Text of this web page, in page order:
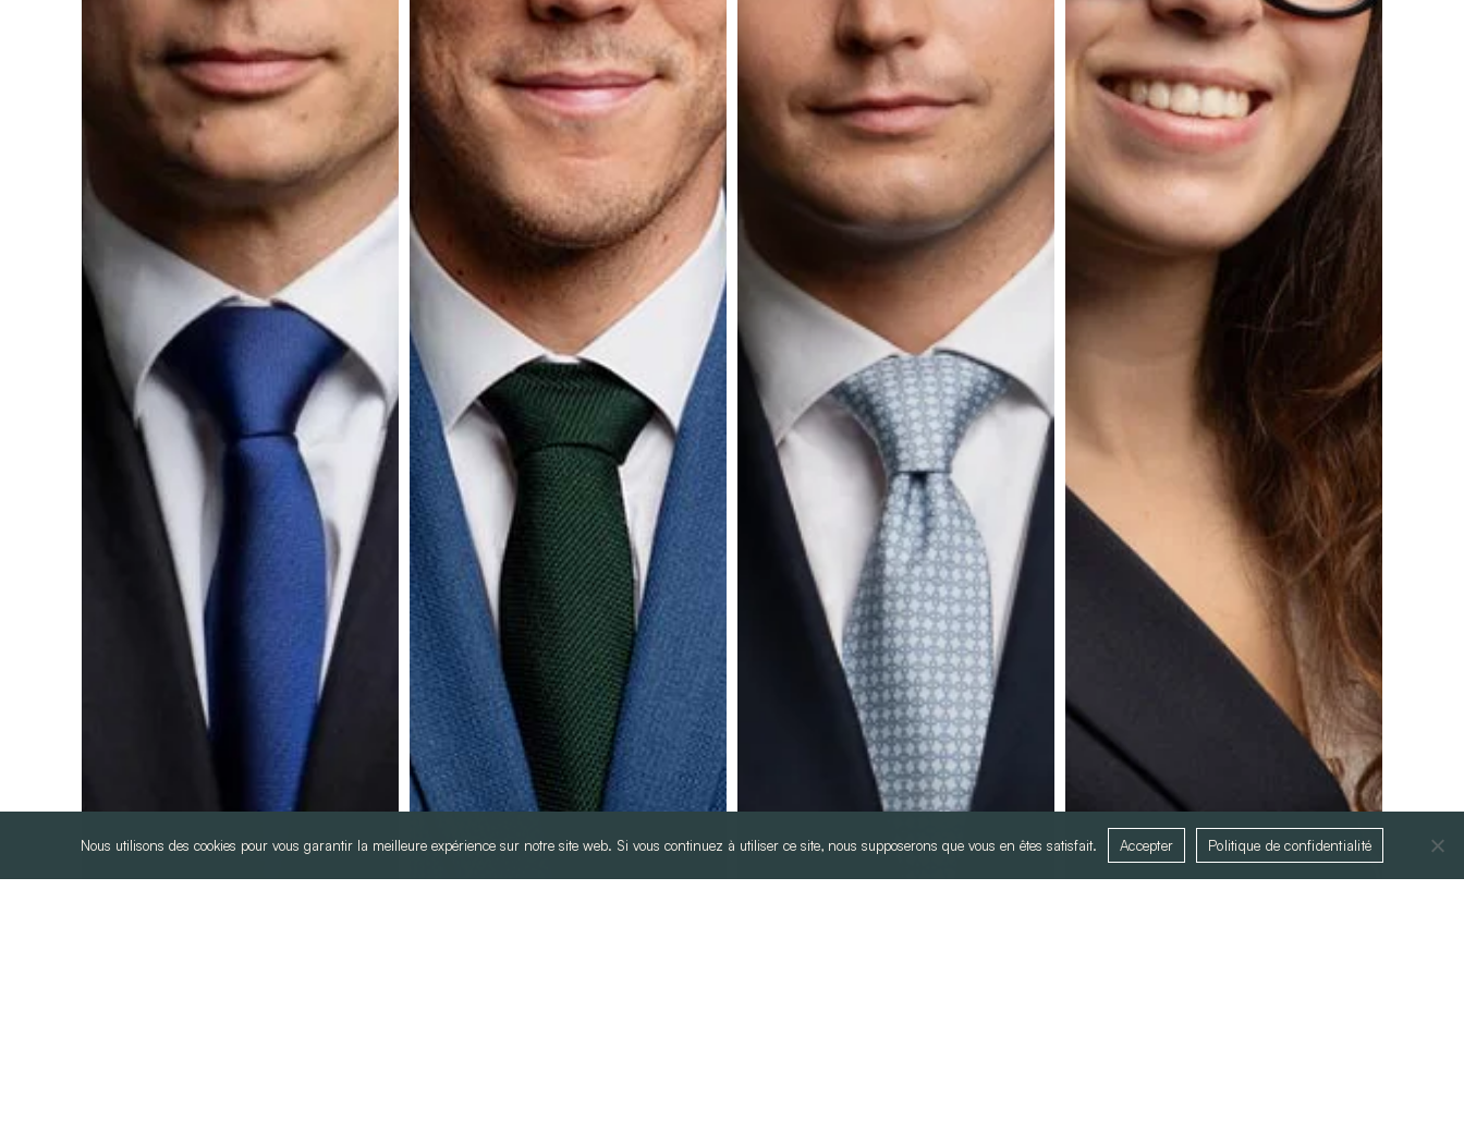
Nous utilisons des cookies pour vous garantir la meilleure expérience sur notre site web. Si vous continuez à utiliser ce site, nous supposerons que vous en êtes satisfait. Accepter Politique de confidentialité